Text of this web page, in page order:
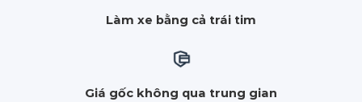
Làm xe bằng cả trái tim
Giá gốc không qua trung gian